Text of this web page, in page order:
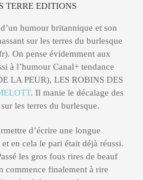
TERRE EDITIONS
humour britannique et son
sur les terres du burlesque
On pense évidemment aux
à l’humour Canal+ tendance
LA PEUR), LES ROBINS DES
. Il manie le décalage des
les terres du burlesque.
d’écrire une longue
en cela le pari était déjà réussi.
les gros fous rires de beauf
commence finalement à rire